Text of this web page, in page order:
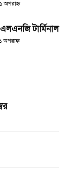
অপরাহ্ণ
টার্মিনাল
অপরাহ্ণ